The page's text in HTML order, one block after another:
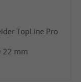
TopLine Pro
22 mm